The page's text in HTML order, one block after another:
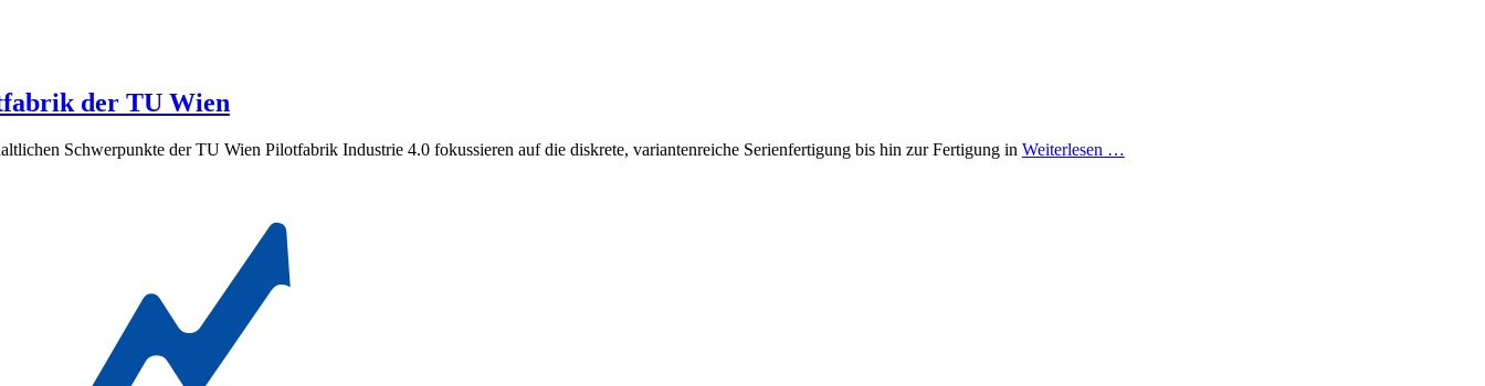
der TU Wien
Schwerpunkte der TU Wien Pilotfabrik Industrie 4.0 fokussieren auf die diskrete, variantenreiche Serienfertigung bis hin zur Fertigung in Weiterlesen …